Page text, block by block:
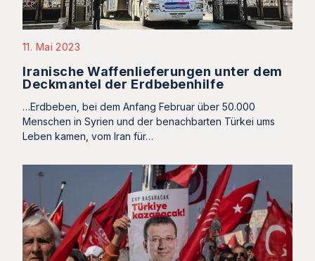
11. Mai 2023
Iranische Waffenlieferungen unter dem
Deckmantel der Erdbebenhilfe
…Erdbeben, bei dem Anfang Februar über 50.000
Menschen in Syrien und der benachbarten Türkei ums
Leben kamen, vom Iran für…